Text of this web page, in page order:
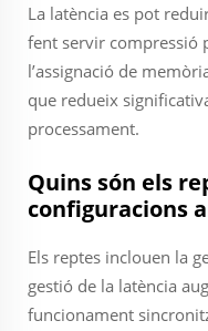
La latència es pot
fent servir compressió
l’assignació de
que redueix
processament.
Quins són els
configuracions
Els reptes inclouen la
gestió de la latència
funcionament